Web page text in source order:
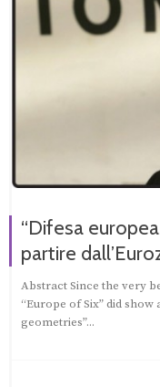
“Difesa
partire
Abstract Since the very
“Europe of Six” did
geometries”...